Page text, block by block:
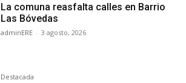
La comuna reasfalta calles en Barrio
Las Bóvedas
adminERE - 3 agosto, 2026
Destacada